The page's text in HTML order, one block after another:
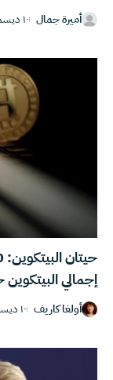
أميرة جمال ١٠ ديسمبر ,٢٠١٧
إجمالي
أولغا كاريف ١٠ ديسمبر ,٢٠١٧